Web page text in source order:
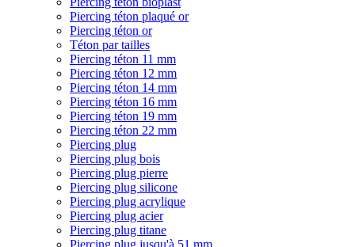
Piercing téton plaqué or
Piercing téton or
Téton par tailles
Piercing téton 11 mm
Piercing téton 12 mm
Piercing téton 14 mm
Piercing téton 16 mm
Piercing téton 19 mm
Piercing téton 22 mm
Piercing plug
Piercing plug bois
Piercing plug pierre
Piercing plug silicone
Piercing plug acrylique
Piercing plug acier
Piercing plug titane
Piercing plug jusqu'à 51 mm